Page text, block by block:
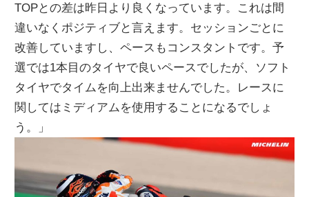
TOPとの差は昨日より良くなっています。これは間
違いなくポジティブと言えます。セッションごとに
改善していますし、ペースもコンスタントです。予
選では1本目のタイヤで良いペースでしたが、ソフト
タイヤでタイムを向上出来ませんでした。レースに
関してはミディアムを使用することになるでしょ
う。」